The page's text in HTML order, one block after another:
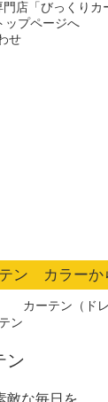
店「びっくりカ
せ
テン カラーか
カーテン（ド
ン
敵な毎日を